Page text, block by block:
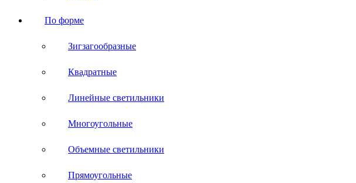
По форме
Зигзагообразные
Квадратные
Линейные светильники
Многоугольные
Объемные светильники
Прямоугольные